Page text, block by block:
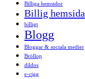
Billiga hemsidor
Billig hemsida
billigt
Blogg
Bloggar & sociala medier
Bröllop
dildos
e-cigg